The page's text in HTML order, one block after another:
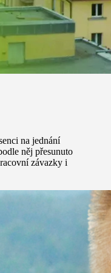
na jednání
něj přesunuto
závazky i